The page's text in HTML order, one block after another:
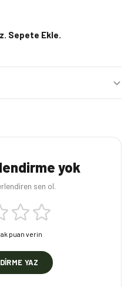
Sepete Ekle.
yok
sen ol.
puan verin
YAZ